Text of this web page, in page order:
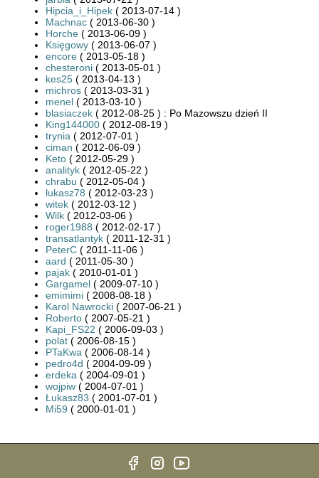
Hipcia_i_Hipek ( 2013-07-14 )
Machnac ( 2013-06-30 )
Horche ( 2013-06-09 )
Księgowy ( 2013-06-07 )
encore ( 2013-05-18 )
chesteroni ( 2013-05-01 )
kes25 ( 2013-04-13 )
michros ( 2013-03-31 )
menel ( 2013-03-10 )
blasiaczek ( 2012-08-25 ) : Po Mazowszu dzień II
King144000 ( 2012-08-19 )
trynia ( 2012-07-01 )
ciman ( 2012-06-09 )
Keto ( 2012-05-29 )
analityk ( 2012-05-22 )
chrabu ( 2012-05-04 )
lukasz78 ( 2012-03-23 )
witek ( 2012-03-12 )
Wilk ( 2012-03-06 )
roger1988 ( 2012-02-17 )
transatlantyk ( 2011-12-31 )
PeterC ( 2011-11-06 )
aard ( 2011-05-30 )
pajak ( 2010-01-01 )
Gargamel ( 2009-07-10 )
emimimi ( 2008-08-18 )
Karol Nawrocki ( 2007-06-21 )
Roberto ( 2007-05-21 )
Kapi_FS22 ( 2006-09-03 )
polat ( 2006-08-15 )
PTaKwa ( 2006-08-14 )
pedro4d ( 2004-09-09 )
erdeka ( 2004-09-01 )
wojpiw ( 2004-07-01 )
Łukasz83 ( 2001-07-01 )
Mi59 ( 2000-01-01 )